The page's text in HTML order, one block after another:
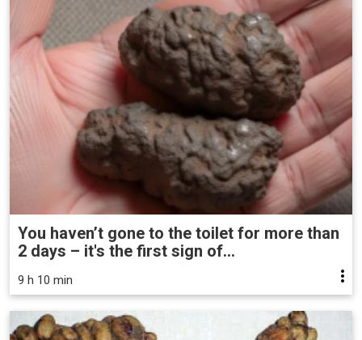
You haven’t gone to the toilet for more than
2 days – it's the first sign of...
9 h 10 min